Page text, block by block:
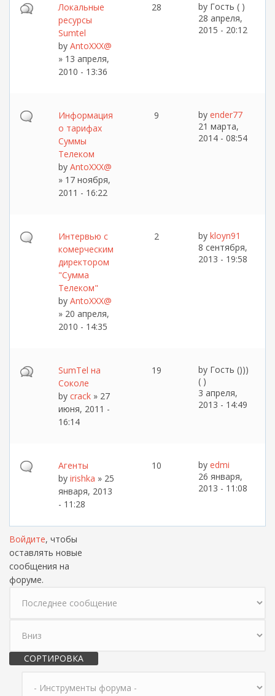
Локальные
ресурсы
Sumtel
by AntoXXX@
» 13 апреля,
2010 - 13:36
28 by Гость ( )
28 апреля,
2015 - 20:12
Информация
о тарифах
Суммы
Телеком
by AntoXXX@
» 17 ноября,
2011 - 16:22
9 by ender77
21 марта,
2014 - 08:54
Интервью с
комерческим
директором
"Сумма
Телеком"
by AntoXXX@
» 20 апреля,
2010 - 14:35
2 by kloyn91
8 сентября,
2013 - 19:58
SumTel на
Соколе
by crack » 27
июня, 2011 -
16:14
19 by Гость ()))
( )
3 апреля,
2013 - 14:49
Агенты
by irishka » 25
января, 2013
- 11:28
10 by edmi
26 января,
2013 - 11:08
Войдите, чтобы
оставлять новые
сообщения на
форуме.